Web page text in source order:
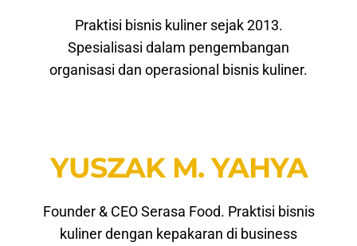
Praktisi bisnis kuliner sejak 2013.
Spesialisasi dalam pengembangan
organisasi dan operasional bisnis kuliner.
YUSZAK M. YAHYA
Founder & CEO Serasa Food. Praktisi bisnis
kuliner dengan kepakaran di business